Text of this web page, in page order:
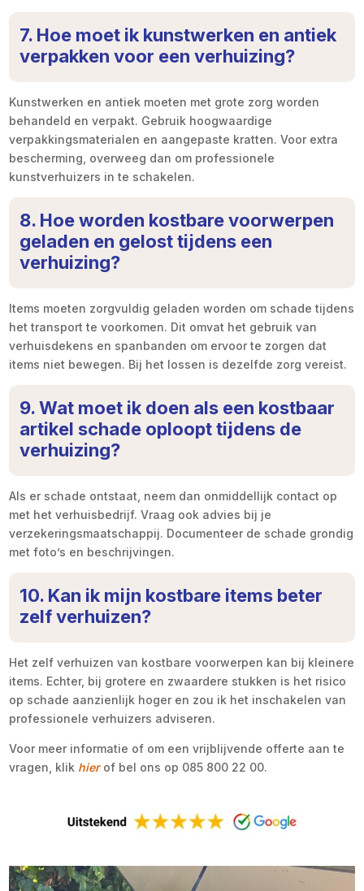
7. Hoe moet ik kunstwerken en antiek
verpakken voor een verhuizing?
Kunstwerken en antiek moeten met grote zorg worden
behandeld en verpakt. Gebruik hoogwaardige
verpakkingsmaterialen en aangepaste kratten. Voor extra
bescherming, overweeg dan om professionele
kunstverhuizers in te schakelen.
8. Hoe worden kostbare voorwerpen
geladen en gelost tijdens een
verhuizing?
Items moeten zorgvuldig geladen worden om schade tijdens
het transport te voorkomen. Dit omvat het gebruik van
verhuisdekens en spanbanden om ervoor te zorgen dat
items niet bewegen. Bij het lossen is dezelfde zorg vereist.
9. Wat moet ik doen als een kostbaar
artikel schade oploopt tijdens de
verhuizing?
Als er schade ontstaat, neem dan onmiddellijk contact op
met het verhuisbedrijf. Vraag ook advies bij je
verzekeringsmaatschappij. Documenteer de schade grondig
met foto’s en beschrijvingen.
10. Kan ik mijn kostbare items beter
zelf verhuizen?
Het zelf verhuizen van kostbare voorwerpen kan bij kleinere
items. Echter, bij grotere en zwaardere stukken is het risico
op schade aanzienlijk hoger en zou ik het inschakelen van
professionele verhuizers adviseren.
Voor meer informatie of om een vrijblijvende offerte aan te
vragen, klik hierof bel ons op 085 800 22 00.